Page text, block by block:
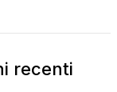
recenti